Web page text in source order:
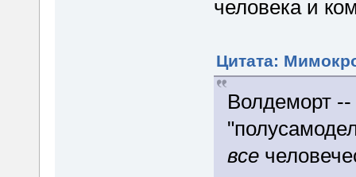
человека и
Цитата:
Волдеморт --
все